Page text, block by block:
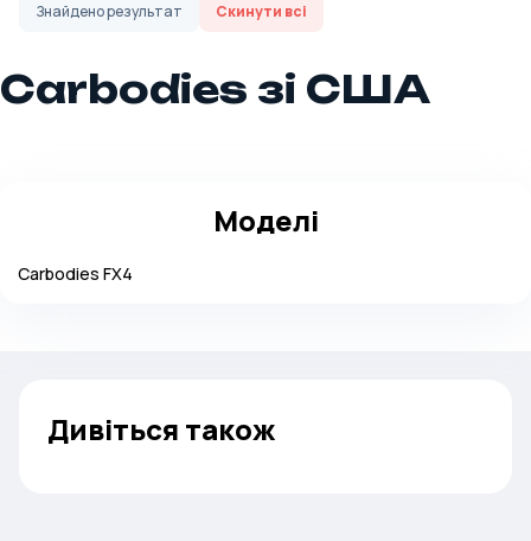
Знайденорезультат Скинути всі
Carbodies зі США
Моделі
Carbodies FX4
Дивіться також